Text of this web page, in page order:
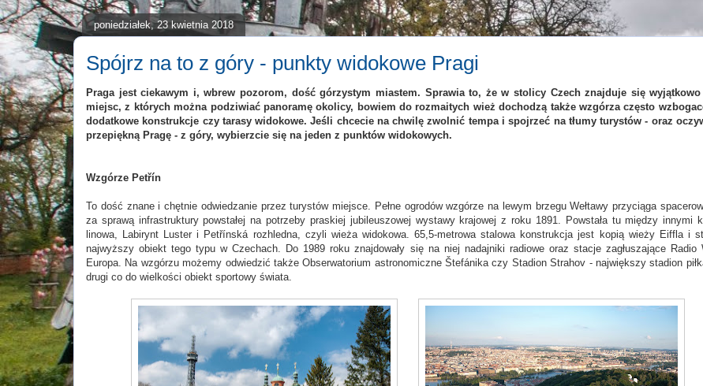
poniedziałek, 23 kwietnia 2018
Spójrz na to z góry - punkty widokowe Pragi
Praga jest ciekawym i, wbrew pozorom, dość górzystym miastem. Sprawia to, że w stolicy Czech znajduje się
miejsc, z których można podziwiać panoramę okolicy, bowiem do rozmaitych wież dochodzą także wzgórza często
dodatkowe konstrukcje czy tarasy widokowe. Jeśli chcecie na chwilę zwolnić tempa i spojrzeć na tłumy turystów - oraz
przepiękną Pragę - z góry, wybierzcie się na jeden z punktów widokowych.
Wzgórze Petřín
To dość znane i chętnie odwiedzanie przez turystów miejsce. Pełne ogrodów wzgórze na lewym brzegu Wełtawy przyciąga
za sprawą infrastruktury powstałej na potrzeby praskiej jubileuszowej wystawy krajowej z roku 1891. Powstała tu między innymi
linowa, Labirynt Luster i Petřínská rozhledna, czyli wieża widokowa. 65,5-metrowa stalowa konstrukcja jest kopią wieży Eiffla i
najwyższy obiekt tego typu w Czechach. Do 1989 roku znajdowały się na niej nadajniki radiowe oraz stacje zagłuszające Radio
Europa. Na wzgórzu możemy odwiedzić także Obserwatorium astronomiczne Štefánika czy Stadion Strahov - największy stadion
drugi co do wielkości obiekt sportowy świata.